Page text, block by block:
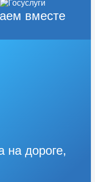
вместе
на дороге,